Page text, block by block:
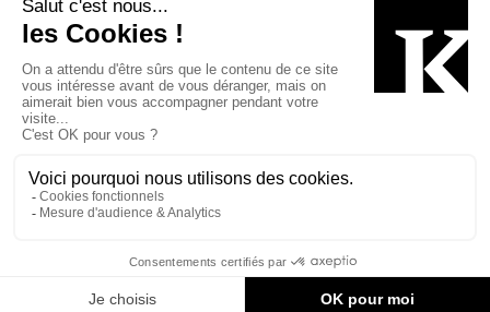
Bâtiment-Durable-Québec-1
Esquisses-1
MP-1 v2com-1
Cookies